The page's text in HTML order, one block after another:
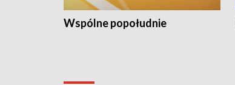
Wspólne popołudnie